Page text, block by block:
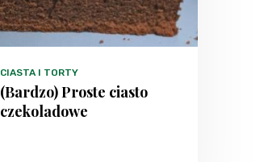
CIASTA I TORTY
(Bardzo) Proste ciasto
czekoladowe